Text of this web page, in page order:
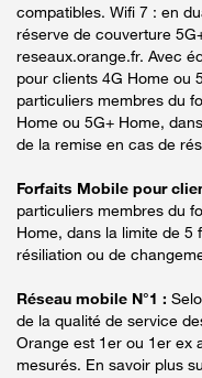
compatibles. Wifi 7 : en
réserve de couverture
reseaux.orange.fr. Avec
pour clients 4G Home ou
particuliers membres du
Home ou 5G+ Home,
de la remise en cas de
Forfaits Mobile pour
particuliers membres du
Home, dans la limite de 5
résiliation ou de
Réseau mobile N°1 :
de la qualité de service
Orange est 1er ou 1er ex
mesurés. En savoir plus